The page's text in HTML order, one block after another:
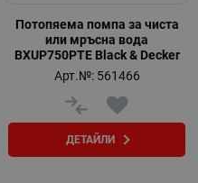
Потопяема помпа за чиста
или мръсна вода
BXUP750PTE Black & Decker
Арт.№: 561466
ДЕТАЙЛИ